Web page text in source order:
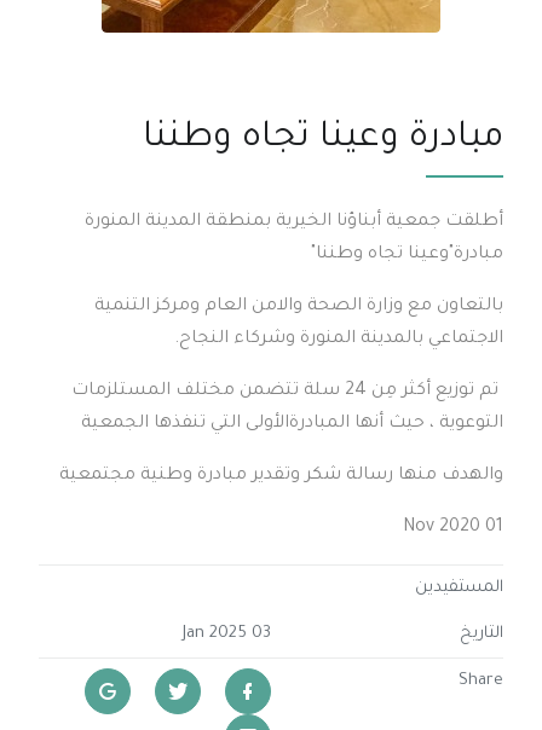
مبادرة وعينا تجاه وطننا
أطلقت جمعية أبناؤنا الخيرية بمنطقة المدينة المنورة
مبادرة"وعينا تجاه وطننا"
بالتعاون مع وزارة الصحة والامن العام ومركز التنمية
الاجتماعي بالمدينة المنورة وشركاء النجاح.
تم توزيع أكثر مِن 24 سلة تتضمن مختلف المستلزمات
التوعوية ، حيث أنها المبادرةالأولى التي تنفذها الجمعية
والهدف منها رسالة شكر وتقدير مبادرة وطنية مجتمعية
01 Nov 2020
المستفيدين
التاريخ 03 Jan 2025
Share